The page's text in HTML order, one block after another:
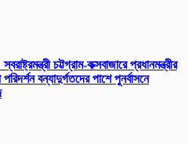
চট্টগ্রাম-কক্সবাজারে প্রধানমন্ত্রীর
বন্যাদুর্গতদের পাশে পুনর্বাসনে